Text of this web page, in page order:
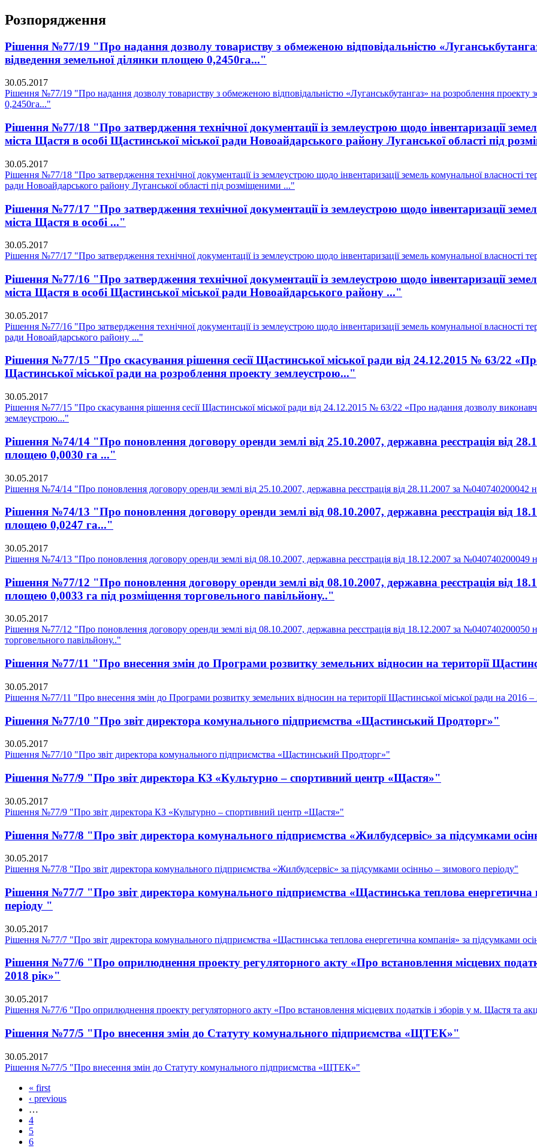
Розпорядження
Рішення №77/19 "Про надання дозволу товариству з обмеженою відповідальністю
відведення земельної ділянки площею 0,2450га..."
30.05.2017
Рішення №77/19 "Про надання дозволу товариству з обмеженою відповідальністю «Луганськбутангаз» на розроблення
0,2450га..."
Рішення №77/18 "Про затвердження технічної документації із землеустрою щодо інвентаризації
міста Щастя в особі Щастинської міської ради Новоайдарського району Луганської області під
30.05.2017
Рішення №77/18 "Про затвердження технічної документації із землеустрою щодо інвентаризації земель комунальної власності
ради Новоайдарського району Луганської області під розміщеними ..."
Рішення №77/17 "Про затвердження технічної документації із землеустрою щодо інвентаризації
міста Щастя в особі ..."
30.05.2017
Рішення №77/17 "Про затвердження технічної документації із землеустрою щодо інвентаризації земель комунальної власності
Рішення №77/16 "Про затвердження технічної документації із землеустрою щодо інвентаризації
міста Щастя в особі Щастинської міської ради Новоайдарського району ..."
30.05.2017
Рішення №77/16 "Про затвердження технічної документації із землеустрою щодо інвентаризації земель комунальної власності
ради Новоайдарського району ..."
Рішення №77/15 "Про скасування рішення сесії Щастинської міської ради від 24.12.2015 № 63/22
Щастинської міської ради на розроблення проекту землеустрою..."
30.05.2017
Рішення №77/15 "Про скасування рішення сесії Щастинської міської ради від 24.12.2015 № 63/22 «Про надання дозволу
землеустрою..."
Рішення №74/14 "Про поновлення договору оренди землі від 25.10.2007, державна реєстрація від
площею 0,0030 га ..."
30.05.2017
Рішення №74/14 "Про поновлення договору оренди землі від 25.10.2007, державна реєстрація від 28.11.2007 за №040740200042
Рішення №74/13 "Про поновлення договору оренди землі від 08.10.2007, державна реєстрація від
площею 0,0247 га..."
30.05.2017
Рішення №74/13 "Про поновлення договору оренди землі від 08.10.2007, державна реєстрація від 18.12.2007 за №040740200049
Рішення №77/12 "Про поновлення договору оренди землі від 08.10.2007, державна реєстрація від
площею 0,0033 га під розміщення торговельного павільйону.."
30.05.2017
Рішення №77/12 "Про поновлення договору оренди землі від 08.10.2007, державна реєстрація від 18.12.2007 за №040740200050
торговельного павільйону.."
Рішення №77/11 "Про внесення змін до Програми розвитку земельних відносин на території
30.05.2017
Рішення №77/11 "Про внесення змін до Програми розвитку земельних відносин на території Щастинської міської ради на 2016
Рішення №77/10 "Про звіт директора комунального підприємства «Щастинський Продторг»"
30.05.2017
Рішення №77/10 "Про звіт директора комунального підприємства «Щастинський Продторг»"
Рішення №77/9 "Про звіт директора КЗ «Культурно – спортивний центр «Щастя»"
30.05.2017
Рішення №77/9 "Про звіт директора КЗ «Культурно – спортивний центр «Щастя»"
Рішення №77/8 "Про звіт директора комунального підприємства «Жилбудсервіс» за підсумками
30.05.2017
Рішення №77/8 "Про звіт директора комунального підприємства «Жилбудсервіс» за підсумками осінньо – зимового періоду"
Рішення №77/7 "Про звіт директора комунального підприємства «Щастинська теплова енергетична
періоду "
30.05.2017
Рішення №77/7 "Про звіт директора комунального підприємства «Щастинська теплова енергетична компанія» за підсумками
Рішення №77/6 "Про оприлюднення проекту регуляторного акту «Про встановлення місцевих
2018 рік»"
30.05.2017
Рішення №77/6 "Про оприлюднення проекту регуляторного акту «Про встановлення місцевих податків і зборів у м. Щастя та
Рішення №77/5 "Про внесення змін до Статуту комунального підприємства «ЩТЕК»"
30.05.2017
Рішення №77/5 "Про внесення змін до Статуту комунального підприємства «ЩТЕК»"
« first
‹ previous
…
4
5
6